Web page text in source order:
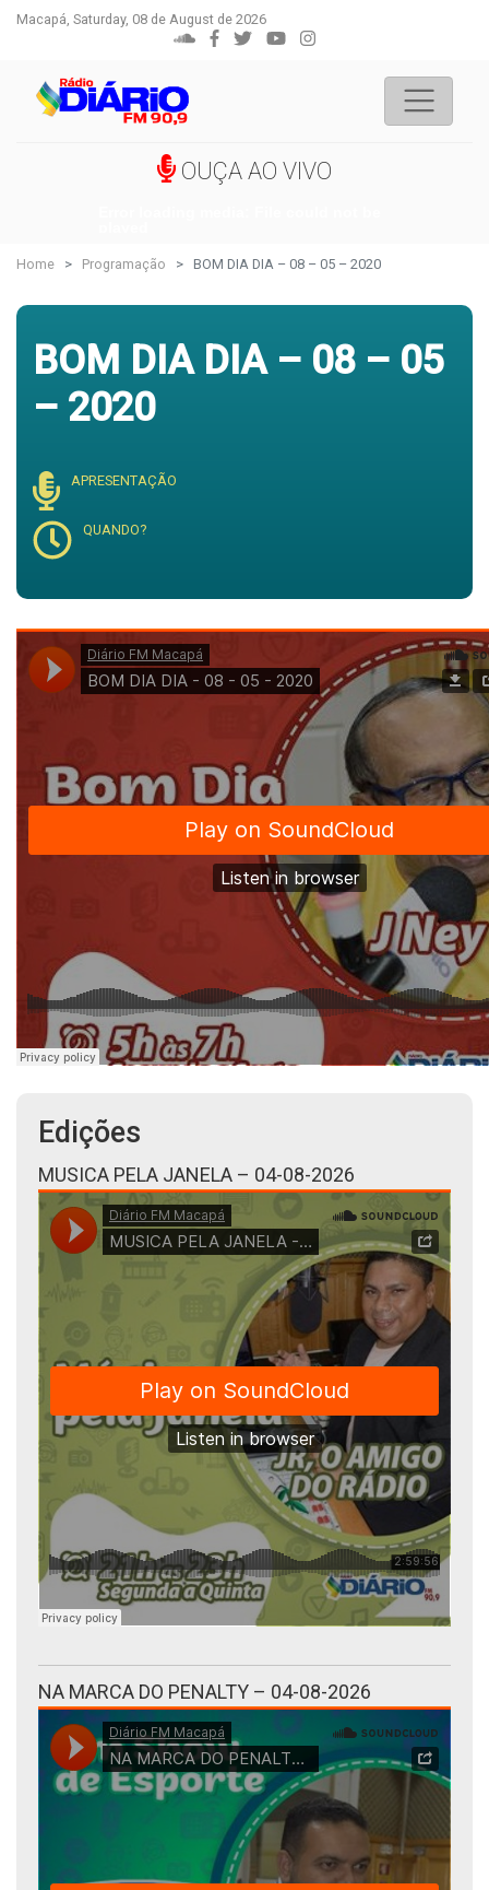
Macapá, Saturday, 08 de August de 2026
OUÇA AO VIVO
Home Programação BOM DIA DIA – 08 – 05 – 2020
BOM DIA DIA – 08 – 05
– 2020
APRESENTAÇÃO
QUANDO?
Edições
MUSICA PELA JANELA – 04-08-2026
NA MARCA DO PENALTY – 04-08-2026